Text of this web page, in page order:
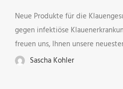
Neue Produkte für die
gegen infektiöse
freuen uns, Ihnen unsere
Sascha Kohler